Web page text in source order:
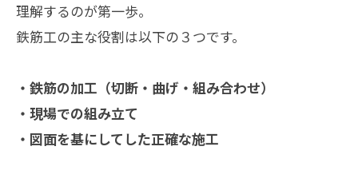
理解するのが第一歩。
鉄筋工の主な役割は以下の３つです。
・鉄筋の加工（切断・曲げ・組み合わせ）
・現場での組み立て
・図面を基にしてした正確な施工